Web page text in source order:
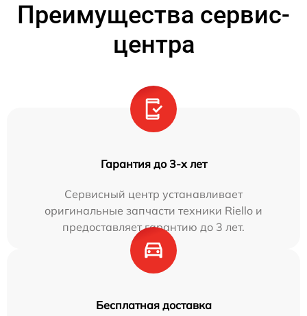
Преимущества сервис-
центра
Гарантия до 3-х лет
Сервисный центр устанавливает
оригинальные запчасти техники Riello и
предоставляет гарантию до 3 лет.
Бесплатная доставка